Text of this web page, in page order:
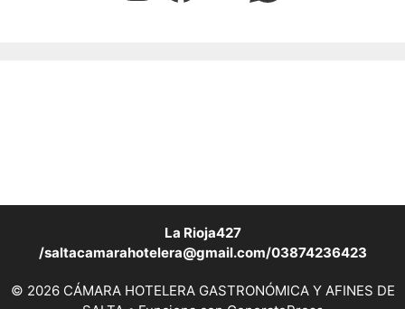
La Rioja427
/saltacamarahotelera@gmail.com/03874236423
© 2026 CÁMARA HOTELERA GASTRONÓMICA Y AFINES DE